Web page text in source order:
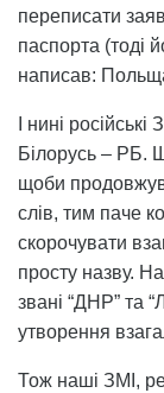
переписати
паспорта (тоді
написав:
І нині
Білорусь – РБ.
щоби
слів, тим паче
скорочувати
просту назву.
звані “ДНР” та
утворення
Тож наші ЗМІ,